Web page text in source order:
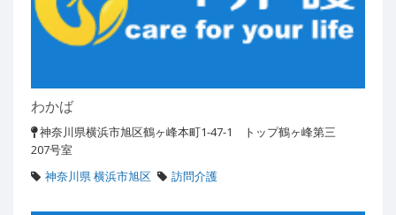
わかば
神奈川県横浜市旭区鶴ヶ峰本町1-47-1 トップ鶴ヶ峰第三
207号室
神奈川県 横浜市旭区
訪問介護